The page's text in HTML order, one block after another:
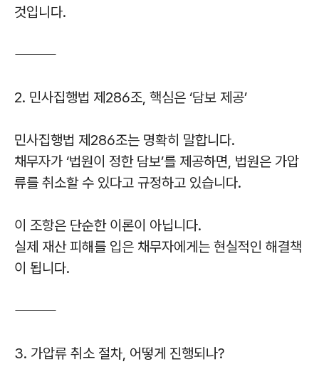
것입니다.
⸻
2. 민사집행법 제286조, 핵심은 ‘담보 제공’
민사집행법 제286조는 명확히 말합니다.
채무자가 ‘법원이 정한 담보’를 제공하면, 법원은 가압
류를 취소할 수 있다고 규정하고 있습니다.
이 조항은 단순한 이론이 아닙니다.
실제 재산 피해를 입은 채무자에게는 현실적인 해결책
이 됩니다.
⸻
3. 가압류 취소 절차, 어떻게 진행되나?